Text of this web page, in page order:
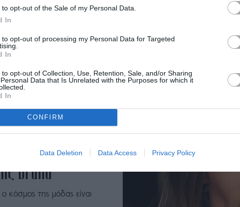
to opt-out of the Sale of my Personal Data.
In
to opt-out of processing my Personal Data for Targeted
In
to opt-out of Collection, Use, Retention, Sale, and/or Sharing
Data that Is Unrelated with the Purposes for which it
In
CONFIRM
Data Deletion Data Access Privacy Policy
αποτελεί το μυστικό για
στον
brand
κόσμος της μόδας είναι